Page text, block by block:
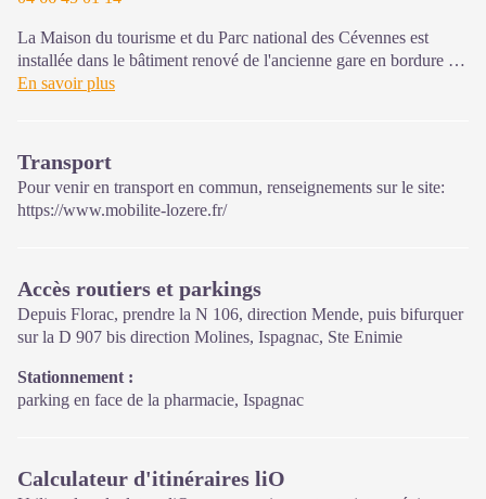
La Maison du tourisme et du Parc national des Cévennes est
installée dans le bâtiment renové de l'ancienne gare en bordure de
la N106. C'est un espace , d’accueil, d'information et de
de l'office de tourisme et du Parc.
Une expo interactive présente le Parc national des Cévennes et
ses actions.
Ouvert toute l'année (se renseigner sur les jours et horaires en
saison hivernale).
En savoir plus
Transport
Pour venir en transport en commun, renseignements sur le site:
https://www.mobilite-lozere.fr/
Accès routiers et parkings
Depuis Florac, prendre la N 106, direction Mende, puis bifurquer
sur la D 907 bis direction Molines, Ispagnac, Ste Enimie
Stationnement :
parking en face de la pharmacie, Ispagnac
Calculateur d'itinéraires liO